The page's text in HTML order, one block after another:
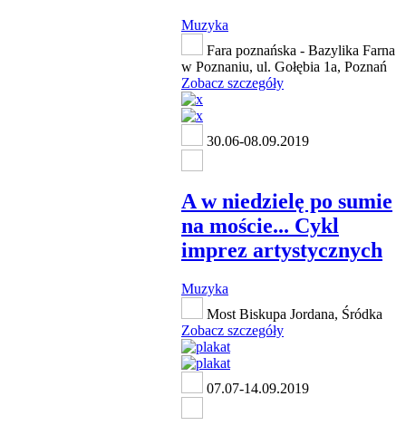
Muzyka
Fara poznańska - Bazylika Farna
w Poznaniu, ul. Gołębia 1a, Poznań
Zobacz szczegóły
30.06-08.09.2019
A w niedzielę po sumie
na moście... Cykl
imprez artystycznych
Muzyka
Most Biskupa Jordana, Śródka
Zobacz szczegóły
07.07-14.09.2019